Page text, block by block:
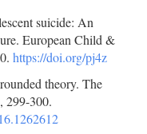
suicide: An
European Child &
https://doi.org/pj4z
theory. The
299-300.